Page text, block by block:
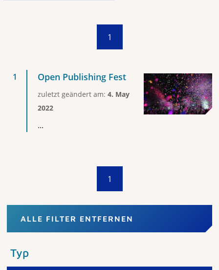
1
Open Publishing Fest
zuletzt geändert am: 4. May
2022
...
1
ALLE FILTER ENTFERNEN
Typ